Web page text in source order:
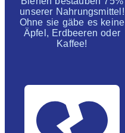
unserer Nahrungsmittel!
Ohne sie gäbe es keine
Äpfel, Erdbeeren oder
Kaffee!